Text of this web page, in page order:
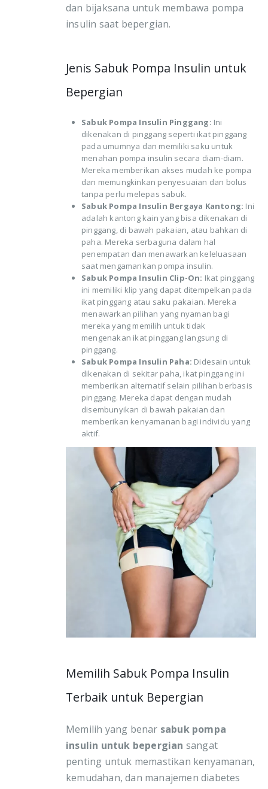
dan bijaksana untuk membawa pompa
insulin saat bepergian.
Jenis Sabuk Pompa Insulin untuk
Bepergian
Sabuk Pompa Insulin Pinggang: Ini
dikenakan di pinggang seperti ikat pinggang
pada umumnya dan memiliki saku untuk
menahan pompa insulin secara diam-diam.
Mereka memberikan akses mudah ke pompa
dan memungkinkan penyesuaian dan bolus
tanpa perlu melepas sabuk.
Sabuk Pompa Insulin Bergaya Kantong: Ini
adalah kantong kain yang bisa dikenakan di
pinggang, di bawah pakaian, atau bahkan di
paha. Mereka serbaguna dalam hal
penempatan dan menawarkan keleluasaan
saat mengamankan pompa insulin.
Sabuk Pompa Insulin Clip-On: Ikat pinggang
ini memiliki klip yang dapat ditempelkan pada
ikat pinggang atau saku pakaian. Mereka
menawarkan pilihan yang nyaman bagi
mereka yang memilih untuk tidak
mengenakan ikat pinggang langsung di
pinggang.
Sabuk Pompa Insulin Paha: Didesain untuk
dikenakan di sekitar paha, ikat pinggang ini
memberikan alternatif selain pilihan berbasis
pinggang. Mereka dapat dengan mudah
disembunyikan di bawah pakaian dan
memberikan kenyamanan bagi individu yang
aktif.
Memilih Sabuk Pompa Insulin
Terbaik untuk Bepergian
Memilih yang benar sabuk pompa
insulin untuk bepergian sangat
penting untuk memastikan kenyamanan,
kemudahan, dan manajemen diabetes